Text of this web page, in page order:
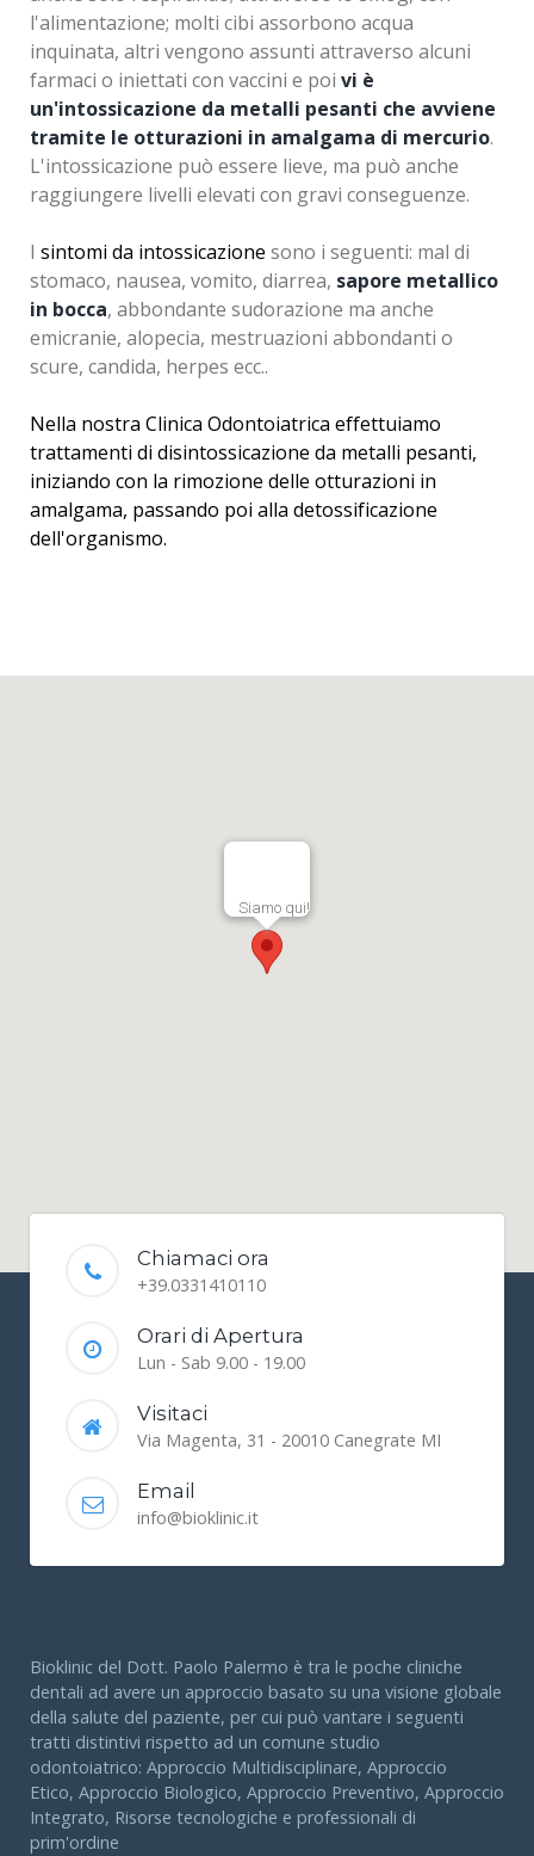
l'alimentazione; molti cibi assorbono acqua
inquinata, altri vengono assunti attraverso alcuni
farmaci o iniettati con vaccini e poi vi è
un'intossicazione da metalli pesanti che avviene
tramite le otturazioni in amalgama di mercurio.
L'intossicazione può essere lieve, ma può anche
raggiungere livelli elevati con gravi conseguenze.
I sintomi da intossicazione sono i seguenti: mal di
stomaco, nausea, vomito, diarrea, sapore metallico
in bocca, abbondante sudorazione ma anche
emicranie, alopecia, mestruazioni abbondanti o
scure, candida, herpes ecc..
Nella nostra Clinica Odontoiatrica effettuiamo
trattamenti di disintossicazione da metalli pesanti,
iniziando con la rimozione delle otturazioni in
amalgama, passando poi alla detossificazione
dell'organismo.
Siamo qui!
Chiamaci ora
+39.0331410110
Orari di Apertura
Lun - Sab 9.00 - 19.00
Visitaci
Via Magenta, 31 - 20010 Canegrate MI
Email
info@bioklinic.it
Bioklinic del Dott. Paolo Palermo è tra le poche cliniche
dentali ad avere un approccio basato su una visione globale
della salute del paziente, per cui può vantare i seguenti
tratti distintivi rispetto ad un comune studio
odontoiatrico: Approccio Multidisciplinare, Approccio
Etico, Approccio Biologico, Approccio Preventivo, Approccio
Integrato, Risorse tecnologiche e professionali di
prim'ordine